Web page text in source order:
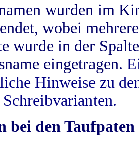
wurden im
wobei
wurde in der
eingetragen.
Hinweise zu
bei den Taufpaten